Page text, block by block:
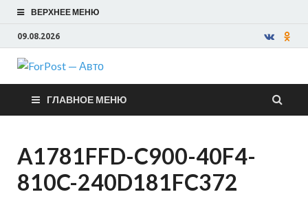
ВЕРХНЕЕ МЕНЮ
09.08.2026
ForPost —
Авто
ГЛАВНОЕ МЕНЮ
A1781FFD-C900-40F4-
810C-240D181FC372